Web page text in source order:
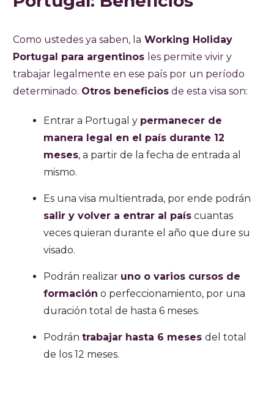
Como ustedes ya saben, la Working Holiday
Portugal para argentinos les permite vivir y
trabajar legalmente en ese país por un período
determinado. Otros beneficios de esta visa son:
Entrar a Portugal y permanecer de
manera legal en el país durante 12
meses, a partir de la fecha de entrada al
mismo.
Es una visa multientrada, por ende podrán
salir y volver a entrar al país cuantas
veces quieran durante el año que dure su
visado.
Podrán realizar uno o varios cursos de
formación o perfeccionamiento, por una
duración total de hasta 6 meses.
Podrán trabajar hasta 6 meses del total
de los 12 meses.